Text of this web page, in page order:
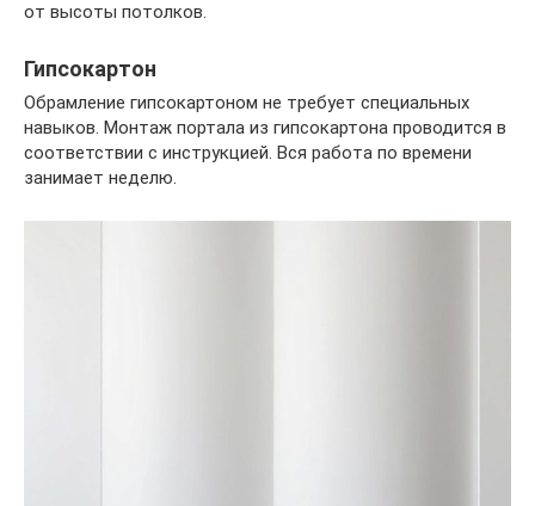
от высоты потолков.
Гипсокартон
Обрамление гипсокартоном не требует специальных
навыков. Монтаж портала из гипсокартона проводится в
соответствии с инструкцией. Вся работа по времени
занимает неделю.